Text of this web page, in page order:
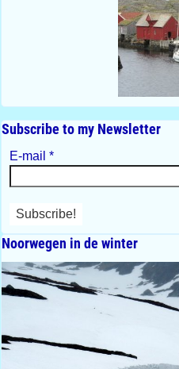
Subscribe to my Newsletter
E-mail *
Noorwegen in de winter